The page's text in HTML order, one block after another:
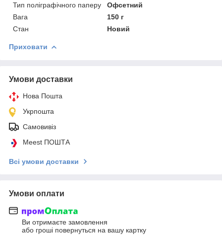
Тип поліграфічного паперу
Офсетний
Вага
150 г
Стан
Новий
Приховати
Умови доставки
Нова Пошта
Укрпошта
Самовивіз
Meest ПОШТА
Всі умови доставки
Умови оплати
Ви отримаєте замовлення
або гроші повернуться на вашу картку